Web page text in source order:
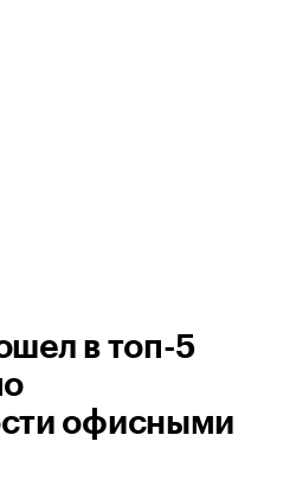
в топ-5
офисными